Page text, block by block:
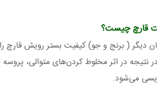
قارچ چیست؟
دیگر ( برنج و جو) کیفیت بستر رویش قارچ
نتیجه در اثر مخلوط کردن‌‌های متوالی، پروسه
می‌شود.